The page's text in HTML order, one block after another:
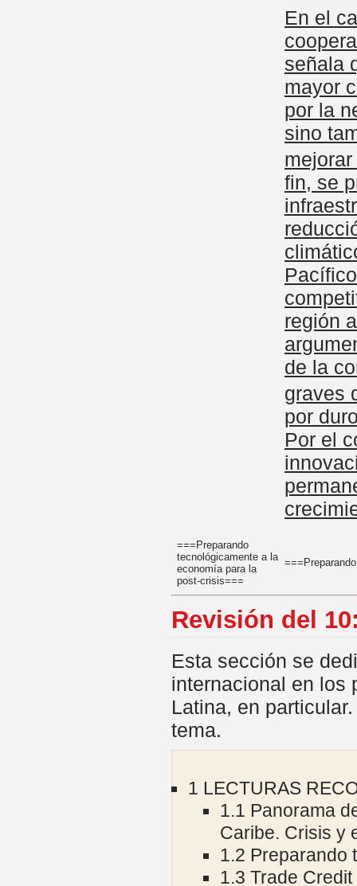
En el
señala
mayor
por la
sino
fin, se
región
de la
graves
por
Por el
===Preparando
tecnológicamente a la
economía para la
post-crisis===
Revisión del
Esta sección se
internacional en los
Latina, en
tema.
1 LECTURAS
1.1 Panorama
Caribe. Crisis y
1.2 Preparando
1.3 Trade